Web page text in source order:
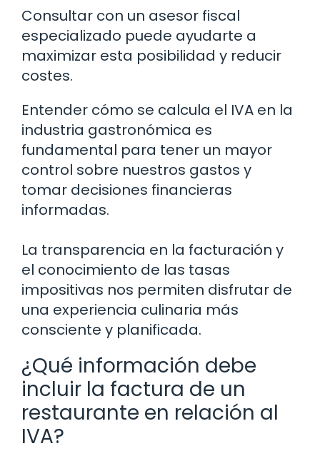
Consultar con un asesor fiscal
especializado puede ayudarte a
maximizar esta posibilidad y reducir
costes.
Entender cómo se calcula el IVA en la
industria gastronómica es
fundamental para tener un mayor
control sobre nuestros gastos y
tomar decisiones financieras
informadas.
La transparencia en la facturación y
el conocimiento de las tasas
impositivas nos permiten disfrutar de
una experiencia culinaria más
consciente y planificada.
¿Qué información debe
incluir la factura de un
restaurante en relación al
IVA?